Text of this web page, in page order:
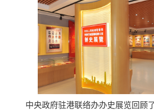
中央政府驻港联络办办史展览回顾了